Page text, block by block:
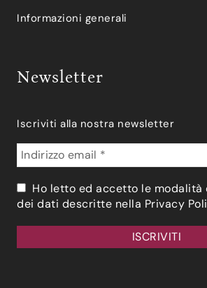
Informazioni generali
Newsletter
Iscriviti alla nostra newsletter
Ho letto ed accetto le
dei dati descritte nella Privacy